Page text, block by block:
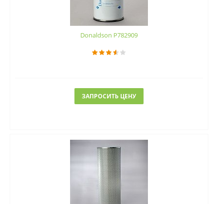
Donaldson P782909
ЗАПРОСИТЬ ЦЕНУ